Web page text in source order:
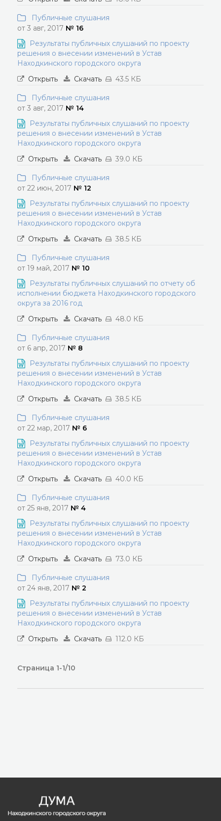
Публичные слушания
от 3 авг, 2017 № 16
Результаты публичных слушаний по проекту
решения о внесении изменений в Устав
Находкинского городского округа
Открыть
Скачать 43.5 КБ
Публичные слушания
от 3 авг, 2017 № 14
Результаты публичных слушаний по проекту
решения о внесении изменений в Устав
Находкинского городского округа
Открыть
Скачать 39.0 КБ
Публичные слушания
от 22 июн, 2017 № 12
Результаты публичных слушаний по проекту
решения о внесении изменений в Устав
Находкинского городского округа
Открыть
Скачать 38.5 КБ
Публичные слушания
от 19 май, 2017 № 10
Результаты публичных слушаний по отчету об
исполнении бюджета Находкинского городского
округа за 2016 год
Открыть
Скачать 48.0 КБ
Публичные слушания
от 6 апр, 2017 № 8
Результаты публичных слушаний по проекту
решения о внесении изменений в Устав
Находкинского городского округа
Открыть
Скачать 38.5 КБ
Публичные слушания
от 22 мар, 2017 № 6
Результаты публичных слушаний по проекту
решения о внесении изменений в Устав
Находкинского городского округа
Открыть
Скачать 40.0 КБ
Публичные слушания
от 25 янв, 2017 № 4
Результаты публичных слушаний по проекту
решения о внесении изменений в Устав
Находкинского городского округа
Открыть
Скачать 73.0 КБ
Публичные слушания
от 24 янв, 2017 № 2
Результаты публичных слушаний по проекту
решения о внесении изменений в Устав
Находкинского городского округа
Открыть
Скачать 112.0 КБ
Страница 1-1/10